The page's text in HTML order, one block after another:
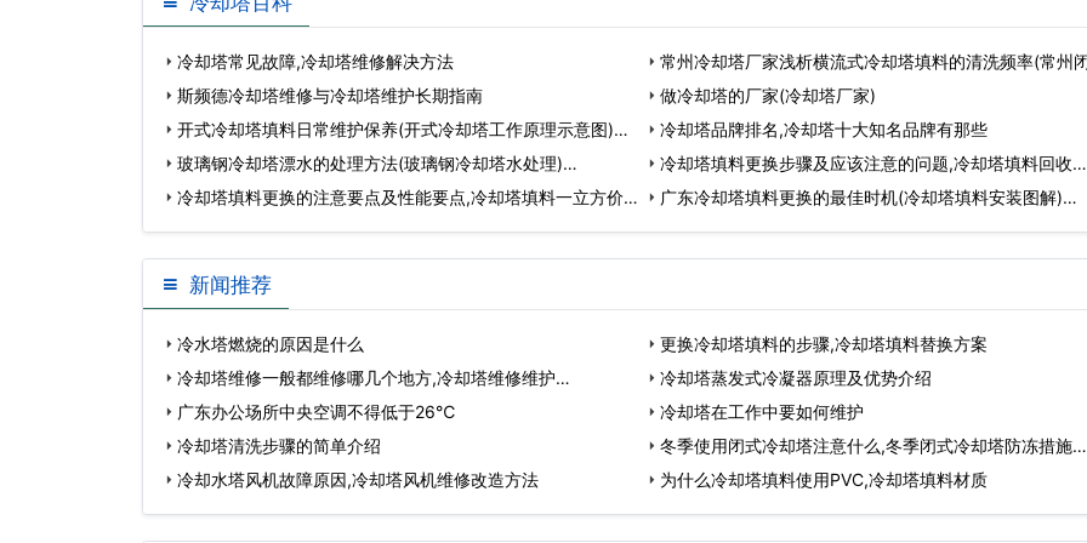
冷却塔常见故障,冷却塔维修解决方法
常州冷却塔厂家浅析横流式冷却塔填料的清洗频率(常州
却塔填料)…
斯频德冷却塔维修与冷却塔维护长期指南
做冷却塔的厂家(冷却塔厂家)
开式冷却塔填料日常维护保养(开式冷却塔工作原理示意图)…
冷却塔品牌排名,冷却塔十大知名品牌有那些
玻璃钢冷却塔漂水的处理方法(玻璃钢冷却塔水处理)…
冷却塔填料更换步骤及应该注意的问题,冷却塔填料回收…
冷却塔填料更换的注意要点及性能要点,冷却塔填料一立方价
格…
广东冷却塔填料更换的最佳时机(冷却塔填料安装图解)…
新闻推荐
冷水塔燃烧的原因是什么
更换冷却塔填料的步骤,冷却塔填料替换方案
冷却塔维修一般都维修哪几个地方,冷却塔维修维护…
冷却塔蒸发式冷凝器原理及优势介绍
广东办公场所中央空调不得低于26℃
冷却塔在工作中要如何维护
冷却塔清洗步骤的简单介绍
冬季使用闭式冷却塔注意什么,冬季闭式冷却塔防冻措施…
冷却水塔风机故障原因,冷却塔风机维修改造方法
为什么冷却塔填料使用PVC,冷却塔填料材质